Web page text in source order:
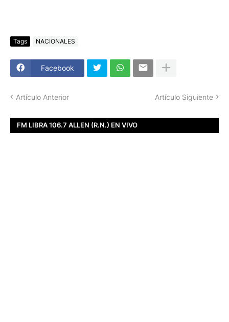
Tags NACIONALES
Facebook
Artículo Anterior Artículo Siguiente
FM LIBRA 106.7 ALLEN (R.N.) EN VIVO